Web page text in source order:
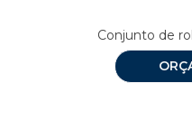
Conjunto de